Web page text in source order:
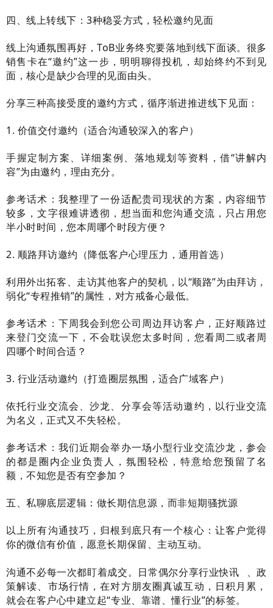
四、线上转线下：3种稳妥方式，轻松邀约见面
线上沟通氛围再好，ToB业务终究要落地到线下面谈。很多
销售卡在“邀约”这一步，明明聊得投机，却始终约不到见
面，核心是缺少合理的见面由头。
分享三种高接受度的邀约方式，循序渐进推进线下见面：
1. 价值交付邀约（适合沟通较深入的客户）
手握定制方案、详细案例、落地规划等资料，借“讲解内
容”为由邀约，理由充分。
参考话术：我整理了一份适配贵司现状的方案，内容细节
较多，文字很难讲透彻，想当面和您沟通交流，只占用您
半小时时间，您本周哪个时段方便？
2. 顺路拜访邀约（降低客户心理压力，通用首选）
利用外出拓客、走访其他客户的契机，以“顺路”为由拜访，
弱化“专程推销”的属性，对方戒备心最低。
参考话术：下周我会到您公司周边拜访客户，正好顺路过
来登门交流一下，不会耽误您太多时间，您看周二或者周
四哪个时间合适？
3. 行业活动邀约（打造圈层氛围，适合广域客户）
依托行业交流会、沙龙、分享会等活动邀约，以行业交流
为名义，正式又不失轻松。
参考话术：我们近期会举办一场小型行业交流沙龙，参会
的都是圈内企业负责人，氛围轻松，特意给您预留了名
额，不知您是否有空参加？
五、私聊底层逻辑：做长期信息源，而非短期骚扰源
以上所有沟通技巧，归根到底只有一个核心：让客户觉得
你的微信有价值，愿意长期保留、主动互动。
沟通不必每一次都盯着成交。日常偶尔分享行业快讯
、政
策解读、市场行情，在对方朋友圈真诚互动，日积月累，
就会在客户心中建立起“专业、靠谱、懂行业”的标签。